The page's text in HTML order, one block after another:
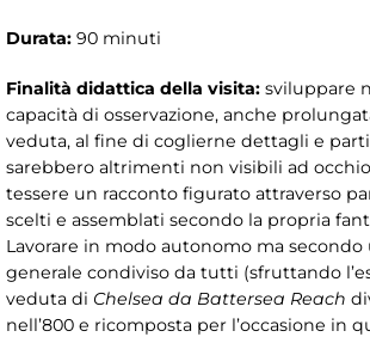
Durata: 90 minuti
Finalità didattica della visita: sviluppare
capacità di osservazione, anche
veduta, al fine di coglierne dettagli e
sarebbero altrimenti non visibili ad
tessere un racconto figurato attraverso
scelti e assemblati secondo la propria
Lavorare in modo autonomo ma
generale condiviso da tutti (sfruttando
veduta di Chelsea da Battersea Reach
nell’800 e ricomposta per l’occasione in